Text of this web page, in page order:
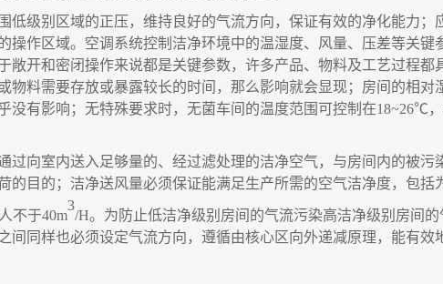
低级别区域的正压 ， 维持良好的气流方向 ， 保证有效的净化能力 ；
作区域。空调系统控制洁净环境中的温湿度、风量、压差等关键
敞开和密闭操作来说都是关键参数， 许多产品、物料及工艺过程都
物料需要存放或暴露较长的时间 ， 那么影响就会显现； 房间的相对
没有影响 ； 无特殊要求时， 无菌车间的温度范围可控制在18~26℃，
过向室内送入足够量的、经过滤处理的洁净空气，与房间内的被污
的目的 ； 洁净送风量必须保证能满足生产所需的空气洁净度， 包括
不于40m
3
/H。为防止低洁净级别房间的气流污染高洁净级别房间的
间同样也必须设定气流方向 ， 遵循由核心区向外递减原理 ， 能有效